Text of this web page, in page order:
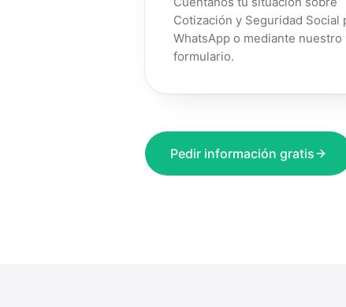
Cotización y Seguridad Social
WhatsApp o mediante nuestro
formulario.
Pedir información gratis